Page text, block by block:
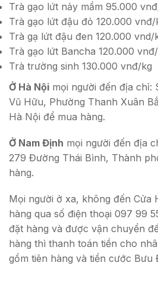
Trà gạo lứt nảy mầm 95.000
Trà gạo lứt đậu đỏ 120.000 vnđ/
Trà gạ lứt đậu đen 120.000 vnd/
Trà gạo lứt Bancha 120.000
Trà trường sinh 130.000 vnđ/kg
Ở Hà Nội mọi người đến địa chỉ:
Vũ Hữu, Phường Thanh Xuân
Hà Nội để mua hàng.
Ở Nam Định mọi người đến địa
279 Đường Thái Bình, Thành
hàng.
Mọi người ở xa, không đến Cửa
hàng qua số điện thoại 097 99
đặt hàng và được vận chuyển
hàng thì thanh toán tiền cho
gồm tiên hàng và tiền cước Bưu